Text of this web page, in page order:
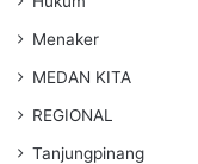
Menaker
MEDAN KITA
REGIONAL
Tanjungpinang